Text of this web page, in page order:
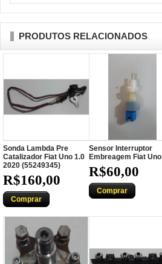
PRODUTOS RELACIONADOS
Sonda Lambda Pre
Catalizador Fiat Uno 1.0
2020 (55249345)
R$160,00
Comprar
Sensor Interruptor
Embreagem Fiat Uno
R$60,00
Comprar